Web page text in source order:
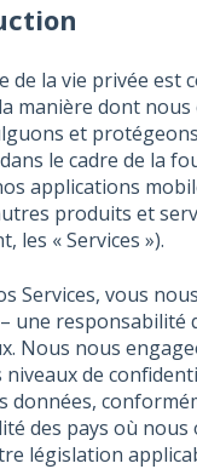
de la vie privée est
manière dont nous
et
le cadre de la
applications
produits et
les « Services »).
Services, vous
une responsabilité
Nous nous
de
données,
des pays où nous
législation